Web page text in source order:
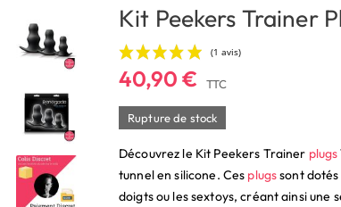
Kit Peekers Trainer
40,90 € TTC
Rupture de stock
Découvrez le Kit Peekers Trainer plugs
tunnel en silicone. Ces plugssont
doigts ou les sextoys, créant ainsi